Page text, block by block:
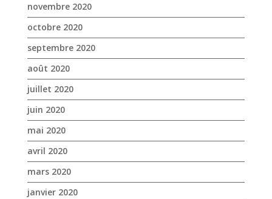
novembre 2020
octobre 2020
septembre 2020
août 2020
juillet 2020
juin 2020
mai 2020
avril 2020
mars 2020
janvier 2020